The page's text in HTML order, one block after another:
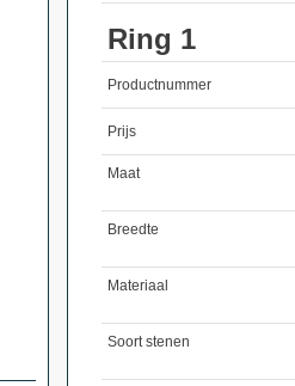
Ring 1
Productnummer
Prijs
Maat
Breedte
Materiaal
Soort stenen